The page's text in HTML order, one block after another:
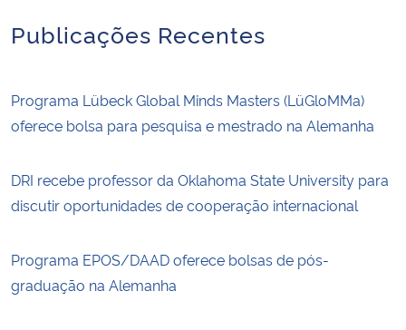
Publicações Recentes
Programa Lübeck Global Minds Masters (LüGloMMa)
oferece bolsa para pesquisa e mestrado na Alemanha
DRI recebe professor da Oklahoma State University para
discutir oportunidades de cooperação internacional
Programa EPOS/DAAD oferece bolsas de pós-
graduação na Alemanha